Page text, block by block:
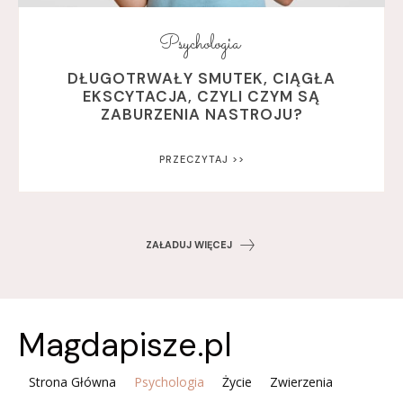
Psychologia
DŁUGOTRWAŁY SMUTEK, CIĄGŁA
EKSCYTACJA, CZYLI CZYM SĄ
ZABURZENIA NASTROJU?
PRZECZYTAJ >>
ZAŁADUJ WIĘCEJ
Magdapisze.pl
Strona Główna Psychologia Życie
Zwierzenia